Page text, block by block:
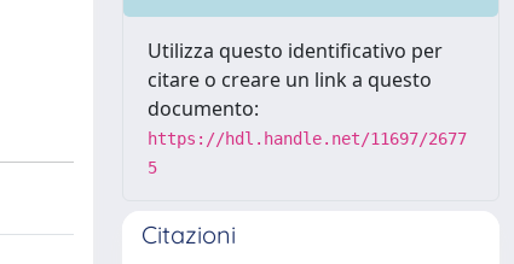
Utilizza questo identificativo per
citare o creare un link a questo
documento:
https://hdl.handle.net/11697/2677
5
Citazioni